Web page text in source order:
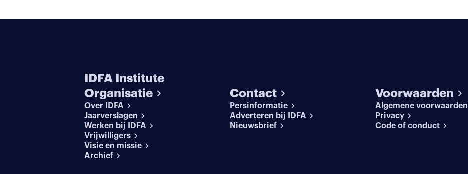
IDFA Institute
Organisatie
Over IDFA
Jaarverslagen
Werken bij IDFA
Vrijwilligers
Visie en missie
Archief
Contact
Persinformatie
Adverteren bij IDFA
Nieuwsbrief
Voorwaarden
Algemene voorwaarden
Privacy
Code of conduct